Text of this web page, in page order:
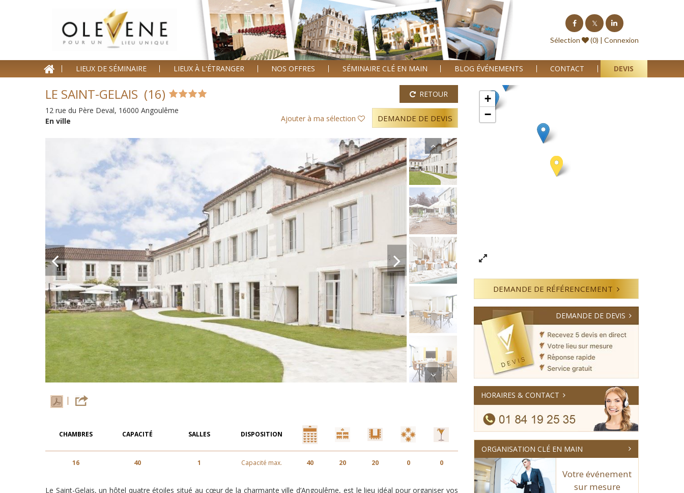
Sélection (0) | Connexion
LIEUX DE SÉMINAIRE LIEUX À L'ÉTRANGER NOS OFFRES SÉMINAIRE CLÉ EN MAIN BLOG ÉVÉNEMENTS CONTACT DEVIS
LE SAINT-GELAIS (16)
12 rue du Père Deval, 16000 Angoulême
En ville
RETOUR
Ajouter à ma sélection DEMANDE DE DEVIS
CHAMBRES CAPACITÉ SALLES DISPOSITION
16 40 1 Capacité max. 40 20 20 0 0
Le Saint-Gelais, un hôtel quatre étoiles situé au cœur de la charmante ville d’Angoulême, est le lieu idéal pour organiser vos
+
−
DEMANDE DE RÉFÉRENCEMENT
DEMANDE DE DEVIS
HORAIRES & CONTACT
ORGANISATION CLÉ EN MAIN
Votre événement
sur mesure
Lieux de séminaire
Lieux à l'étranger
Nos offres